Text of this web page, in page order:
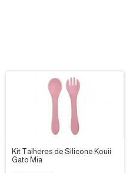
Kit Talheres de Silicone Kouii
Gato Mia